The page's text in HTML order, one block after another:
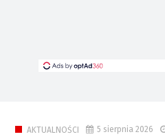
AKTUALNOŚCI 5 sierpnia 2026